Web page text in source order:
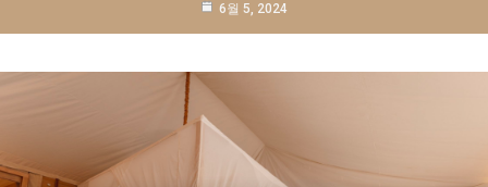
6월 5, 2024